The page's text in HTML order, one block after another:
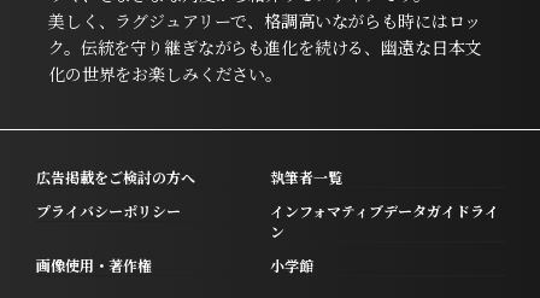
美しく、ラグジュアリーで、格調高いながらも時にはロッ
ク。伝統を守り継ぎながらも進化を続ける、幽遠な日本文
化の世界をお楽しみください。
広告掲載をご検討の方へ
執筆者一覧
プライバシーポリシー
インフォマティブデータガイドライ
ン
画像使用・著作権
小学館